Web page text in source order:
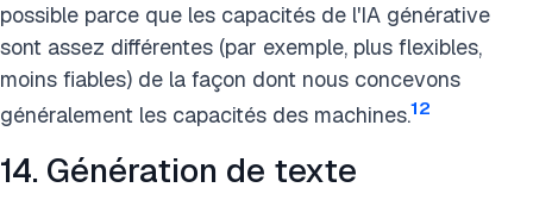
possible parce que les capacités de l'IA générative
sont assez différentes (par exemple, plus flexibles,
moins fiables) de la façon dont nous concevons
généralement les capacités des machines.12
14. Génération de texte